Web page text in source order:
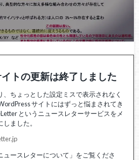
トの更新は終了しました
ちょっとした設定ミスで表示されなく
サイトにはずっと悩まされてき
というニュースレターサービスをメ
ました。
ュースレターについて」をご覧くださ